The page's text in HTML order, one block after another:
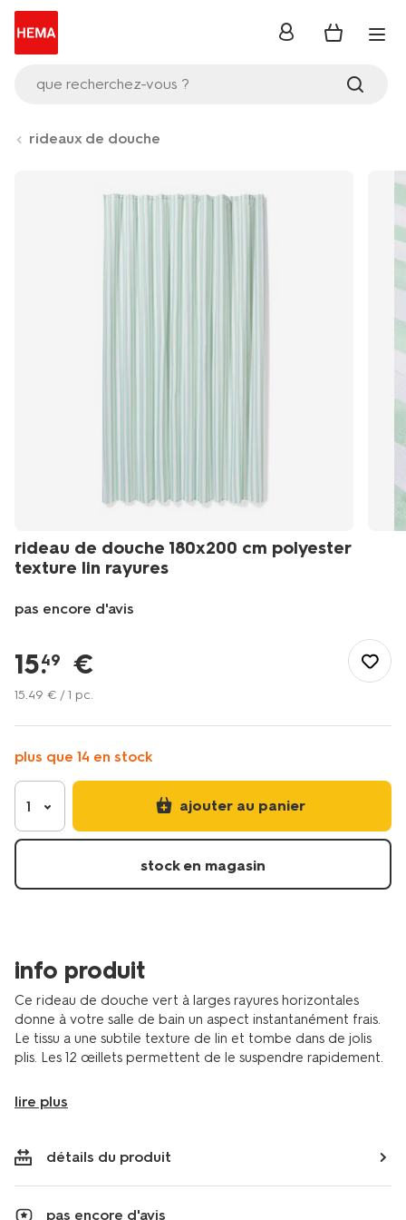
que recherchez-vous ?
se
rideaux de douche
rideau de douche 180x200 cm polyester
texture lin rayures
pas encore d'avis
fr/bain-
toilette/accessoires-
salle-
bain/rideaux-
douche/rideau-
de-
douche-
180x200-
cm-
texture-
15.
49 €
15.49 € / 1 pc.
plus que 14 en stock
1 ajouter au panier
stock en magasin
info produit
Ce rideau de douche vert à larges rayures horizontales
donne à votre salle de bain un aspect instantanément frais.
Le tissu a une subtile texture de lin et tombe dans de jolis
plis. Les 12 œillets permettent de le suspendre rapidement.
lire plus
détails du produit
pas encore d'avis